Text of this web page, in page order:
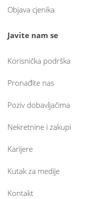
Objava cjenika
Javite nam se
Korisnička podrška
Pronađite nas
Poziv dobavljačima
Nekretnine i zakupi
Karijere
Kutak za medije
Kontakt